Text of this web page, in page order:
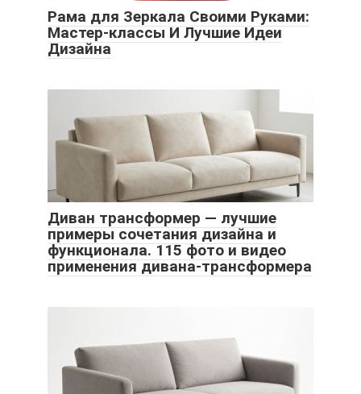
Рама для Зеркала Своими Руками:
Мастер-классы И Лучшие Идеи
Дизайна
Диван трансформер — лучшие
примеры сочетания дизайна и
функционала. 115 фото и видео
применения дивана-трансформера